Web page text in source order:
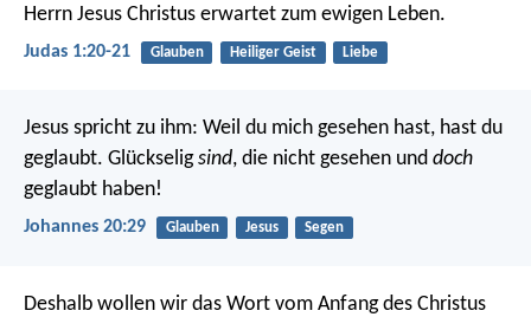
Herrn Jesus Christus erwartet zum ewigen Leben.
Judas 1:20-21 Glauben Heiliger Geist Liebe
Jesus spricht zu ihm: Weil du mich gesehen hast, hast du
geglaubt. Glückseligsind, die nicht gesehen und doch
geglaubt haben!
Johannes 20:29 Glauben Jesus Segen
Deshalb wollen wir das Wort vom Anfang des Christus